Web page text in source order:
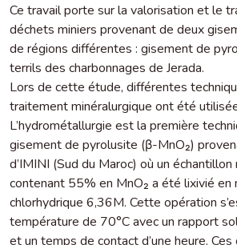
Ce travail porte sur la valorisation et le
déchets miniers provenant de deux
de régions différentes : gisement de
terrils des charbonnages de Jerada.
Lors de cette étude, différentes
traitement minéralurgique ont été
L’hydrométallurgie est la première
gisement de pyrolusite (β-MnO₂)
d’IMINI (Sud du Maroc) où un
contenant 55% en MnO₂ a été lixivié en
chlorhydrique 6,36M. Cette opération
température de 70°C avec un rapport
et un temps de contact d’une heure.